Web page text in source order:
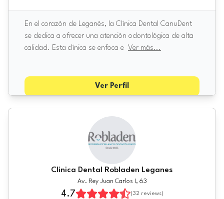
En el corazón de Leganés, la Clínica Dental CanuDent
se dedica a ofrecer una atención odontológica de alta
calidad. Esta clínica se enfoca e Ver más...
Ver Perfil
Clinica Dental Robladen Leganes
Av. Rey Juan Carlos I, 63
4.7 (32 reviews)